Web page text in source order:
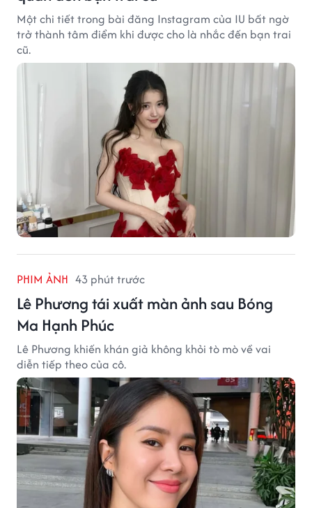
Một chi tiết trong bài đăng Instagram của IU bất ngờ
trở thành tâm điểm khi được cho là nhắc đến bạn trai
cũ.
PHIM ẢNH 43 phút trước
Lê Phương tái xuất màn ảnh sau Bóng
Ma Hạnh Phúc
Lê Phương khiến khán giả không khỏi tò mò về vai
diễn tiếp theo của cô.